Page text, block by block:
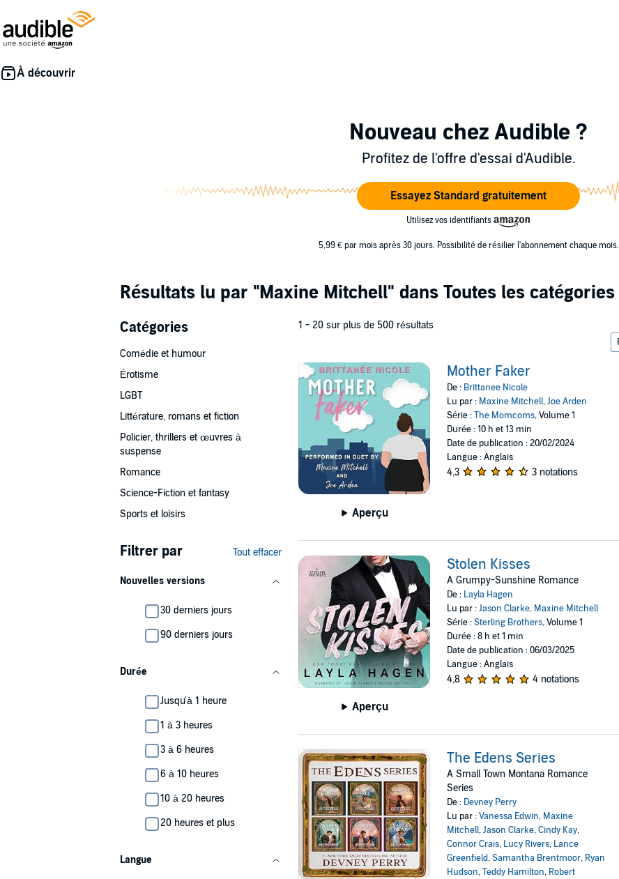
Nouveau chez Audible ?
Profitez de l'offre d'essai d'Audible.
Essayez Standard gratuitement
Utilisez vos identifiants
5,99 € par mois après 30 jours. Possibilité de résilier l'abonnement chaque mois.
Résultats lu par "Maxine Mitchell" dans Toutes les catégories
Catégories
Comédie et humour
Érotisme
LGBT
Littérature, romans et fiction
Policier, thrillers et œuvres à
suspense
Romance
Science-Fiction et fantasy
Sports et loisirs
Filtrer par Tout effacer
Nouvelles versions
30 derniers jours
90 derniers jours
Durée
Jusqu'à 1 heure
1 à 3 heures
3 à 6 heures
6 à 10 heures
10 à 20 heures
20 heures et plus
Langue
1 - 20 sur plus de 500 résultats
Aperçu
Mother Faker
De : Brittanee Nicole
Lu par : Maxine Mitchell,Joe Arden
Série :The Momcoms, Volume 1
Durée : 10 h et 13 min
Date de publication : 20/02/2024
Langue : Anglais
4,3 3 notations
Aperçu
Stolen Kisses
A Grumpy-Sunshine Romance
De : Layla Hagen
Lu par :Jason Clarke, Maxine Mitchell
Série :Sterling Brothers, Volume 1
Durée : 8 h et 1 min
Date de publication : 06/03/2025
Langue : Anglais
4,8 4 notations
The Edens Series
A Small Town Montana Romance
Series
De : Devney Perry
Lu par :Vanessa Edwin, Maxine
Mitchell,Jason Clarke,Cindy Kay,
Connor Crais, Lucy Rivers, Lance
Greenfield,Samantha Brentmoor, Ryan
Hudson,Teddy Hamilton, Robert